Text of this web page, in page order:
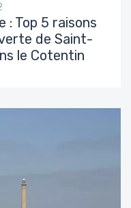
Top 5 raisons
de Saint-
le Cotentin